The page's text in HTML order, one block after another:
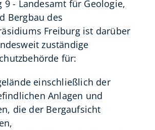
9 - Landesamt für Geologie,
Bergbau des
Freiburg ist darüber
zuständige
für:
einschließlich der
Anlagen und
die der Bergaufsicht